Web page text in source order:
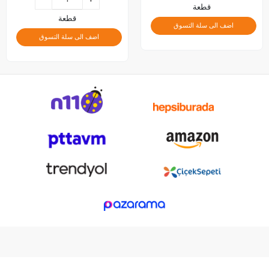
قطعة
اضف الى سلة التسوق
قطعة
اضف الى سلة التسوق